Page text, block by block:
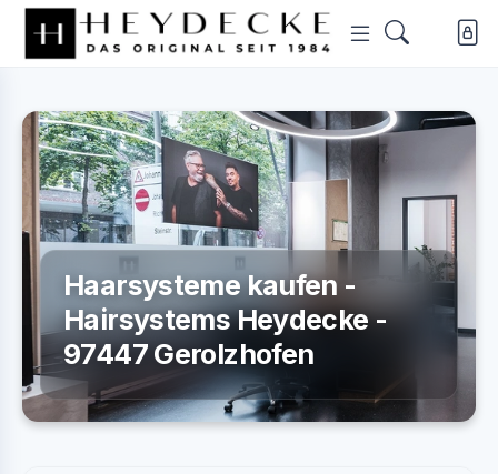
Haarsysteme kaufen -
Hairsystems Heydecke -
97447 Gerolzhofen